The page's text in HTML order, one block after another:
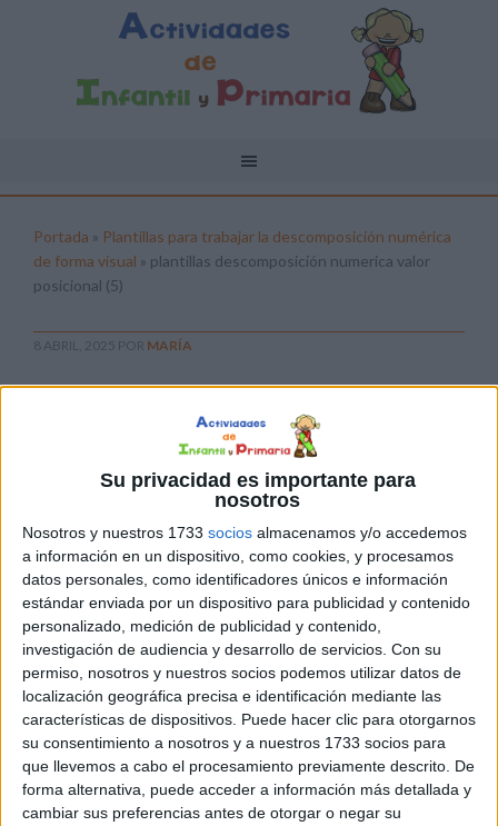
Su privacidad es importante para
nosotros
Nosotros y nuestros 1733 socios almacenamos y/o accedemos
a información en un dispositivo, como cookies, y procesamos
datos personales, como identificadores únicos e información
estándar enviada por un dispositivo para publicidad y contenido
personalizado, medición de publicidad y contenido,
investigación de audiencia y desarrollo de servicios. Con su
permiso, nosotros y nuestros socios podemos utilizar datos de
localización geográfica precisa e identificación mediante las
características de dispositivos. Puede hacer clic para otorgarnos
su consentimiento a nosotros y a nuestros 1733 socios para
que llevemos a cabo el procesamiento previamente descrito. De
forma alternativa, puede acceder a información más detallada y
cambiar sus preferencias antes de otorgar o negar su
Portada » Plantillas para trabajar la descomposición numérica
de forma visual » plantillas descomposición numerica valor
posicional (5)
8 ABRIL, 2025 POR MARÍA
valor posicional (5)
Pulsa sobre el enlace para descargar el